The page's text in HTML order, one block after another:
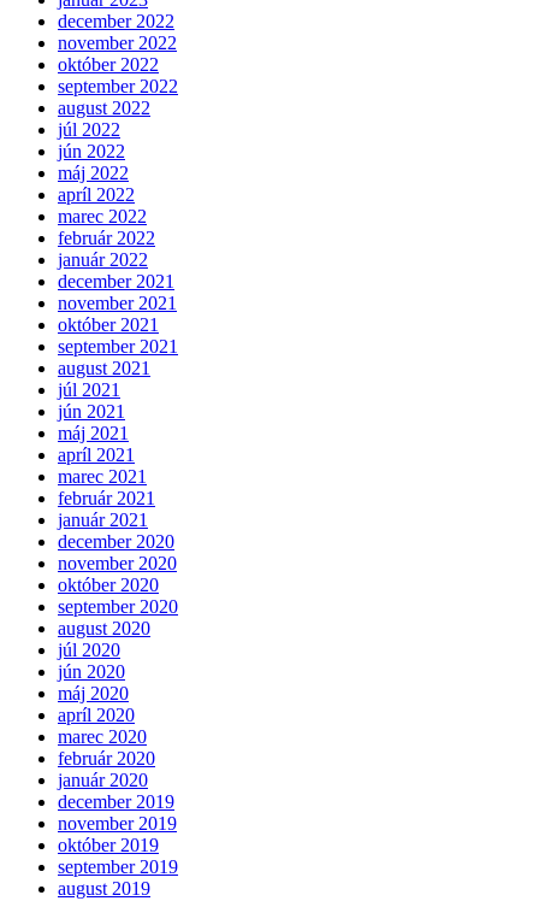
december 2022
november 2022
október 2022
september 2022
august 2022
júl 2022
jún 2022
máj 2022
apríl 2022
marec 2022
február 2022
január 2022
december 2021
november 2021
október 2021
september 2021
august 2021
júl 2021
jún 2021
máj 2021
apríl 2021
marec 2021
február 2021
január 2021
december 2020
november 2020
október 2020
september 2020
august 2020
júl 2020
jún 2020
máj 2020
apríl 2020
marec 2020
február 2020
január 2020
december 2019
november 2019
október 2019
september 2019
august 2019